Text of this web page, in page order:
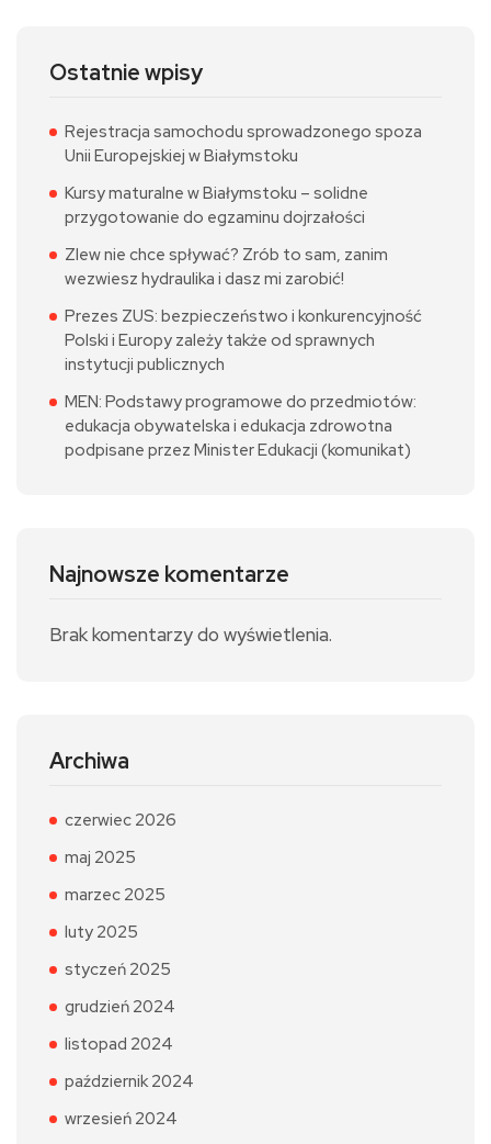
Ostatnie wpisy
Rejestracja samochodu sprowadzonego spoza
Unii Europejskiej w Białymstoku
Kursy maturalne w Białymstoku – solidne
przygotowanie do egzaminu dojrzałości
Zlew nie chce spływać? Zrób to sam, zanim
wezwiesz hydraulika i dasz mi zarobić!
Prezes ZUS: bezpieczeństwo i konkurencyjność
Polski i Europy zależy także od sprawnych
instytucji publicznych
MEN: Podstawy programowe do przedmiotów:
edukacja obywatelska i edukacja zdrowotna
podpisane przez Minister Edukacji (komunikat)
Najnowsze komentarze
Brak komentarzy do wyświetlenia.
Archiwa
czerwiec 2026
maj 2025
marzec 2025
luty 2025
styczeń 2025
grudzień 2024
listopad 2024
październik 2024
wrzesień 2024